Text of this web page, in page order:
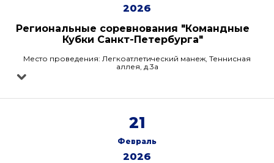
2026
Региональные соревнования "Командные
Кубки Санкт-Петербурга"
Место проведения: Легкоатлетический манеж, Теннисная
аллея, д.3а
21
Февраль
2026